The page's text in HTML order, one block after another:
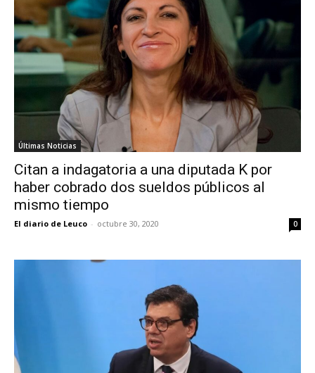
Últimas Noticias
Citan a indagatoria a una diputada K por
haber cobrado dos sueldos públicos al
mismo tiempo
El diario de Leuco - octubre 30, 2020 0